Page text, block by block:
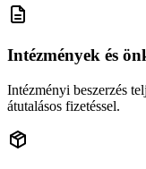
Intézmények és
Intézményi beszerzés
átutalásos fizetéssel.